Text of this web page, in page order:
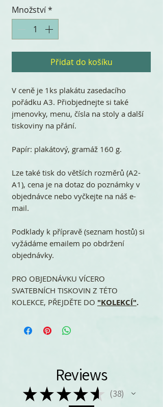
Množství*
Přidat do košíku
V ceně je 1ks plakátu zasedacího
pořádku A3. Přiobjednejte si také
jmenovky, menu, čísla na stoly a další
tiskoviny na přání.
Papír: plakátový, gramáž 160 g.
Lze také tisk do větších rozměrů (A2-
A1), cena je na dotaz do poznámky v
objednávce nebo vyčkejte na náš e-
mail.
Podklady k přípravě (seznam hostů) si
vyžádáme emailem po obdržení
objednávky.
PRO OBJEDNÁVKU VÍCERO
SVATEBNÍCH TISKOVIN Z TÉTO
KOLEKCE, PŘEJDĚTE DO "KOLEKCÍ".
Reviews
★ ★★★★ 38
38